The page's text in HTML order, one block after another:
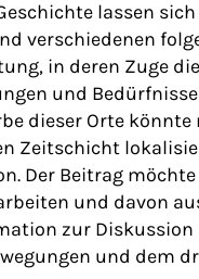
lassen
verschiedenen
in deren Zuge
und
dieser Orte
Zeitschicht
Der Beitrag
und davon
zur
und dem